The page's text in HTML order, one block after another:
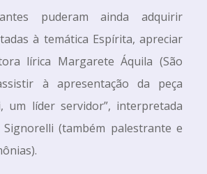
puderam ainda adquirir
à temática Espírita, apreciar
lírica Margarete Áquila (São
à apresentação da peça
um líder servidor”, interpretada
(também palestrante e